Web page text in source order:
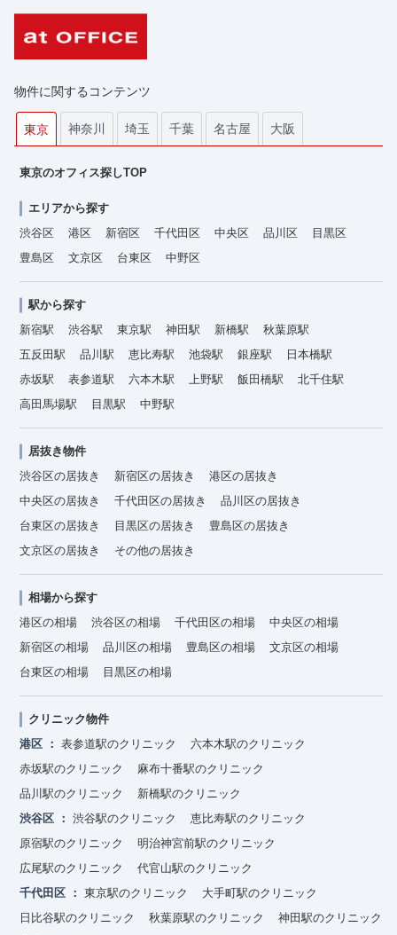
物件に関するコンテンツ
東京 神奈川 埼玉 千葉 名古屋 大阪
東京のオフィス探しTOP
エリアから探す
渋谷区
港区 新宿区 千代田区 中央区 品川区
目黒区
豊島区
文京区 台東区 中野区
駅から探す
新宿駅
渋谷駅 東京駅 神田駅 新橋駅
秋葉原駅
五反田駅
品川駅 恵比寿駅 池袋駅 銀座駅
日本橋駅
赤坂駅
表参道駅 六本木駅 上野駅 飯田橋駅
北千住駅
高田馬場駅
目黒駅 中野駅
居抜き物件
渋谷区の居抜き
新宿区の居抜き
港区の居抜き
中央区の居抜き
千代田区の居抜き
品川区の居抜き
台東区の居抜き
目黒区の居抜き
豊島区の居抜き
文京区の居抜き
その他の居抜き
相場から探す
港区の相場
渋谷区の相場 千代田区の相場
中央区の相場
新宿区の相場
品川区の相場 豊島区の相場
文京区の相場
台東区の相場
目黒区の相場
クリニック物件
港区
表参道駅のクリニック
六本木駅のクリニック
赤坂駅のクリニック
麻布十番駅のクリニック
品川駅のクリニック
新橋駅のクリニック
渋谷区
渋谷駅のクリニック
恵比寿駅のクリニック
原宿駅のクリニック
明治神宮前駅のクリニック
広尾駅のクリニック
代官山駅のクリニック
千代田区
東京駅のクリニック
大手町駅のクリニック
日比谷駅のクリニック
秋葉原駅のクリニック
神田駅のクリニック